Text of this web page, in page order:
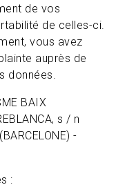
de vos
de celles-ci.
vous avez
auprès de
données.
BAIX
s / n
-
: